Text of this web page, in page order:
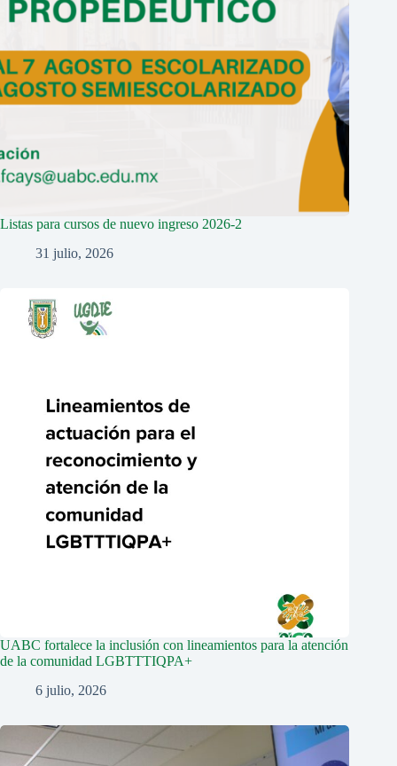
Listas para cursos de nuevo ingreso 2026-2
31 julio, 2026
UABC fortalece la inclusión con lineamientos para la atención
de la comunidad LGBTTTIQPA+
6 julio, 2026